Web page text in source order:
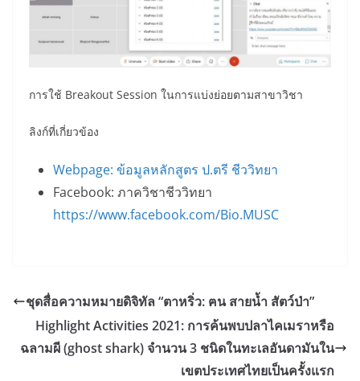
การใช้ Breakout Session ในการแบ่งย่อยตามสาขาวิชา
ลิงก์ที่เกี่ยวข้อง
Webpage: ข้อมูลหลักสูตร ป.ตรี ชีววิทยา
Facebook: ภาควิชาชีววิทยา
https://www.facebook.com/Bio.MUSC
ชุดสื่อความหมายดิจิทัล “ตาหริ่ว: ฅน สายน้ำ สัตว์ป่า”
Highlight Activities 2021: การค้นพบปลาไคเมราหรือ
ฉลามผี (ghost shark) จำนวน 3 ชนิดในทะเลอันดามันใน
เขตประเทศไทยเป็นครั้งแรก